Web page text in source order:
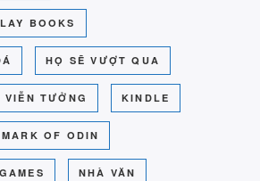
BOOKS
HỌ SẼ VƯỢT QUA
VIỄN TƯỞNG KINDLE
MARK OF ODIN
NHÀ VĂN